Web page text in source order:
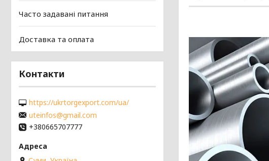
Часто задавані питання
Доставка та оплата
Контакти
https://ukrtorgexport.com/ua/
uteinfos@gmail.com
+380665707777